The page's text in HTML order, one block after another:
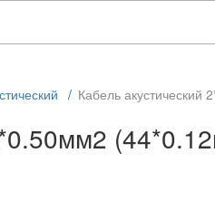
/ Кабель